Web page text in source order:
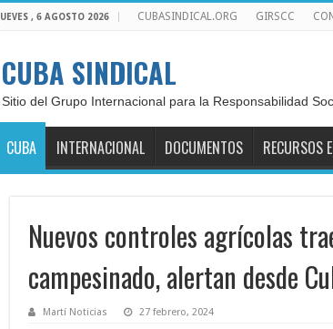
JUEVES , 6 AGOSTO 2026 CUBASINDICAL.ORG GIRSCC
CUBA SINDICAL
Sitio del Grupo Internacional para la Responsabilidad
CUBA INTERNACIONAL DOCUMENTOS RECURSOS
Nuevos controles agrícolas
campesinado, alertan desde
Martí Noticias 27 febrero, 2024